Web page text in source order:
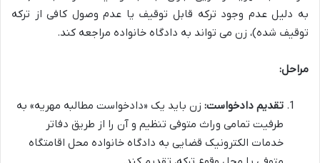
به دلیل عدم وجود ترکه قابل توقیف یا عدم وصول کافی از ترکه
توقیف شده)، زن می تواند به دادگاه خانواده مراجعه کند.
مراحل:
تقدیم دادخواست: زن باید یک «دادخواست مطالبه مهریه» به
طرفیت تمامی وراث متوفی تنظیم و آن را از طریق دفاتر
خدمات الکترونیک قضایی به دادگاه خانواده محل اقامتگاه